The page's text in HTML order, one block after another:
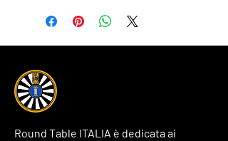
Round Table ITALIA è dedicata ai